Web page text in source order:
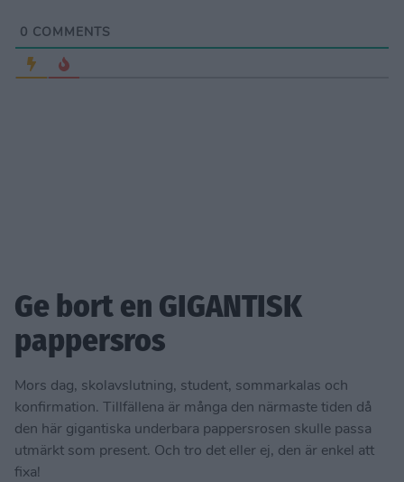
0 COMMENTS
Ge bort en GIGANTISK
pappersros
Mors dag, skolavslutning, student, sommarkalas och
konfirmation. Tillfällena är många den närmaste tiden då
den här gigantiska underbara pappersrosen skulle passa
utmärkt som present. Och tro det eller ej, den är enkel att
fixa!